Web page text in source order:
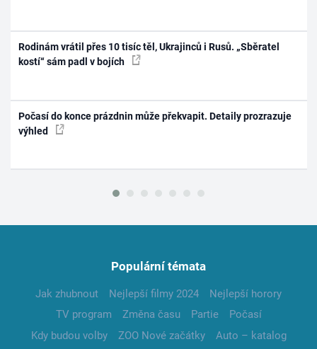
Rodinám vrátil přes 10 tisíc těl, Ukrajinců i Rusů. „Sběratel
kostí“ sám padl v bojích
Počasí do konce prázdnin může překvapit. Detaily prozrazuje
výhled
Populární témata
Jak zhubnout Nejlepší filmy 2024
Nejlepší horory
TV program
Změna času Partie
Počasí
Kdy budou volby
ZOO Nové začátky
Auto – katalog